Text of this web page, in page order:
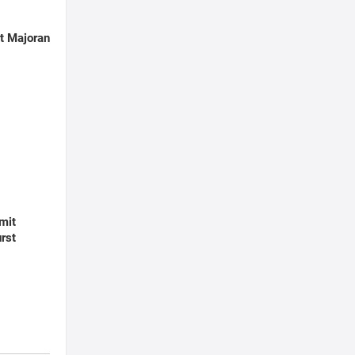
Majoran